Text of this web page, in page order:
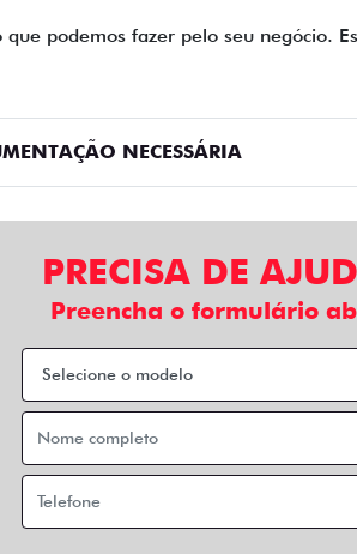
podemos fazer pelo seu negócio.
NECESSÁRIA
PRECISA DE
Preencha o formulário